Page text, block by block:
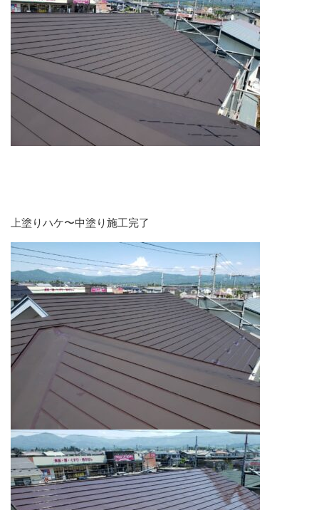
上塗りハケ〜中塗り施工完了